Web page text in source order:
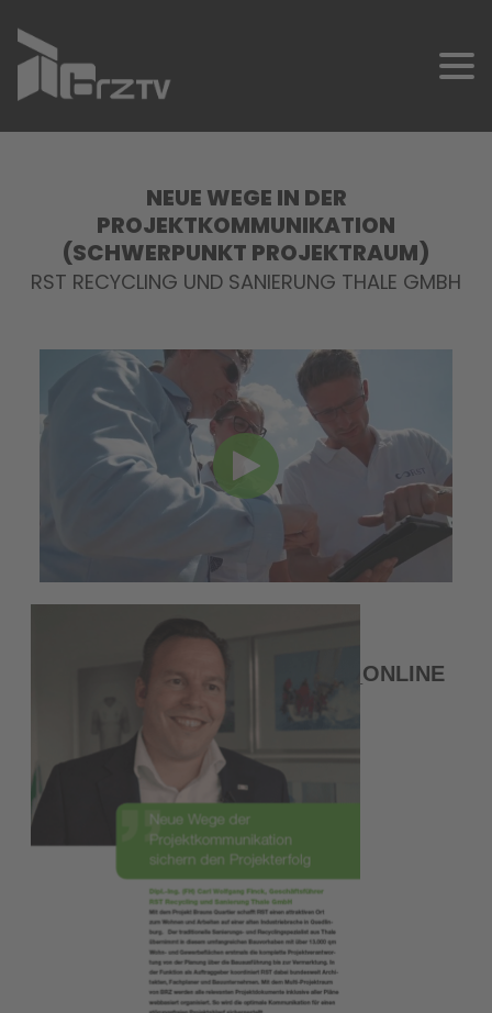
NEUE WEGE IN DER
PROJEKTKOMMUNIKATION
(SCHWERPUNKT PROJEKTRAUM)
RST RECYCLING UND SANIERUNG THALE GMBH
BRZ-
ERFOLGSGESCHICHTE_RST_ONLINE